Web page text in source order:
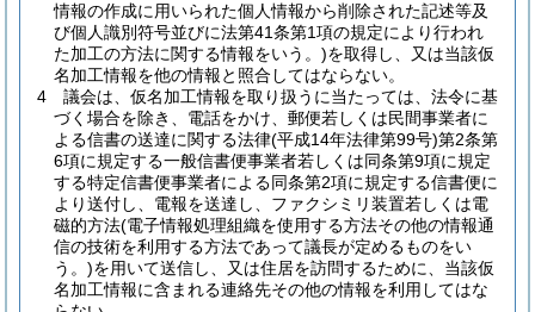
情報の作成に用いられた個人情報から削除された記述等及
び個人識別符号並びに法第41条第1項の規定により行われ
た加工の方法に関する情報をいう。)を取得し、又は当該仮
名加工情報を他の情報と照合してはならない。
4
議会は、仮名加工情報を取り扱うに当たっては、法令に基
づく場合を除き、電話をかけ、郵便若しくは民間事業者に
よる信書の送達に関する法律(平成14年法律第99号)第2条第
6項に規定する一般信書便事業者若しくは同条第9項に規定
する特定信書便事業者による同条第2項に規定する信書便に
より送付し、電報を送達し、ファクシミリ装置若しくは電
磁的方法(電子情報処理組織を使用する方法その他の情報通
信の技術を利用する方法であって議長が定めるものをい
う。)を用いて送信し、又は住居を訪問するために、当該仮
名加工情報に含まれる連絡先その他の情報を利用してはな